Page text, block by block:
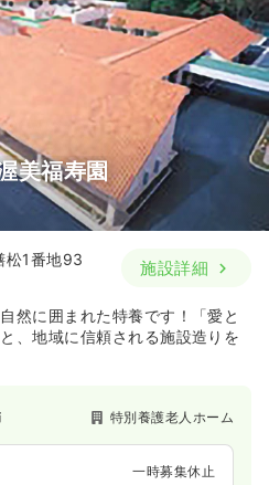
美福寿園
松1番地93 施設詳細
然に囲まれた特養です！「愛と
、地域に信頼される施設造りを
特別養護老人ホーム
一時募集休止